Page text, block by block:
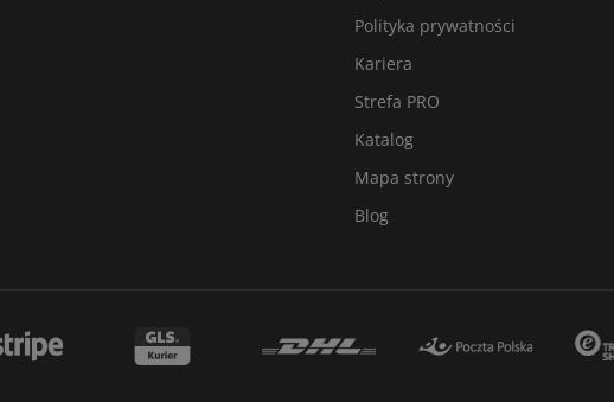
Polityka prywatności
Kariera
Strefa PRO
Katalog
Mapa strony
Blog